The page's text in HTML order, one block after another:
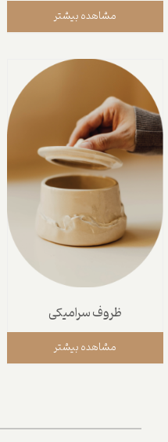
مشاهده بیشتر
ظروف سرامیکی
مشاهده بیشتر